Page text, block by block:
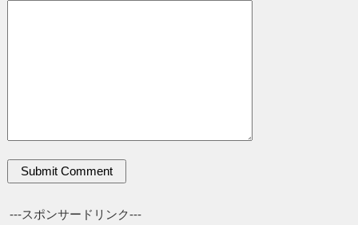
---スポンサードリンク---